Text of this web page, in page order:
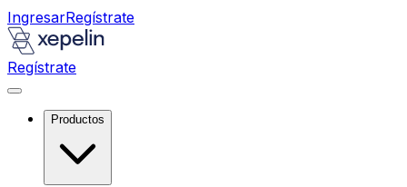
IngresarRegístrate
Regístrate
Productos